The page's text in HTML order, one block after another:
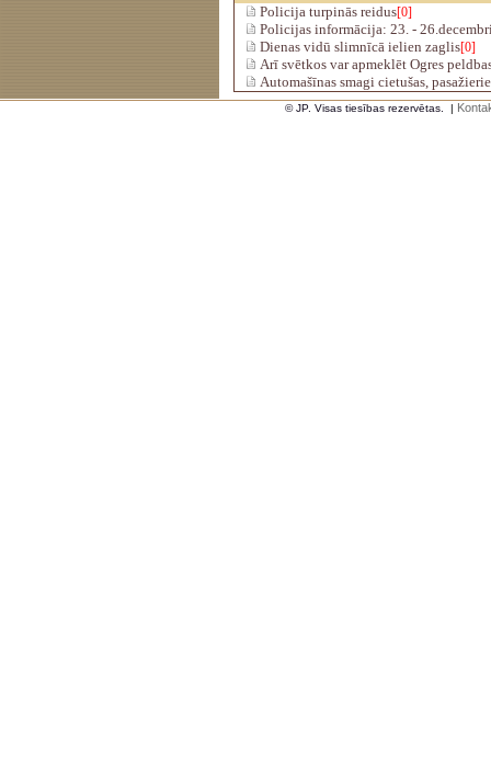
Policija turpinās reidus[0]
Policijas informācija: 23. -
Dienas vidū slimnīcā ielien zaglis[0]
Arī svētkos var apmeklēt Ogres
Automašīnas smagi cietušas,
© JP. Visas tiesības rezervētas. |